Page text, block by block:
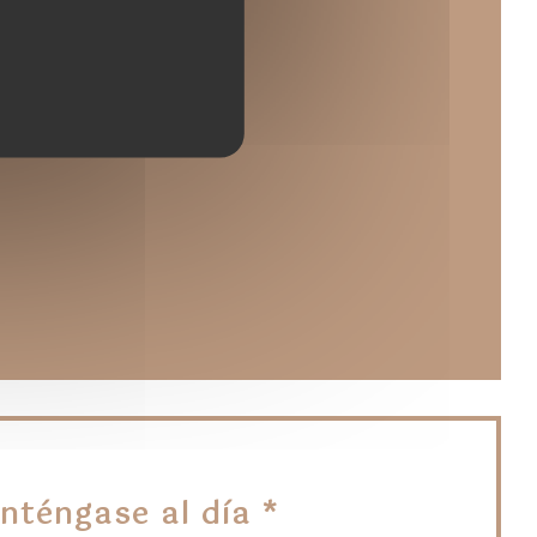
nueva ventana))
al día *